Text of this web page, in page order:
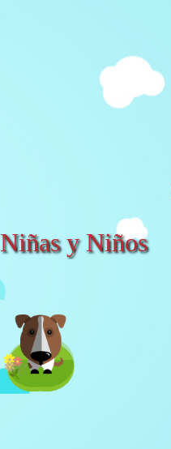
Niñas y Niños